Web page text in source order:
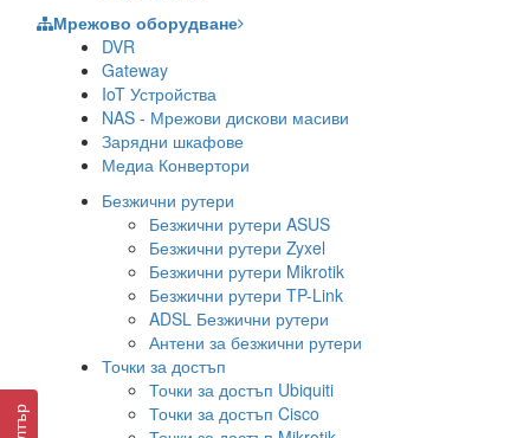
Мрежово оборудване
DVR
Gateway
IoT Устройства
NAS - Мрежови дискови масиви
Зарядни шкафове
Медиа Конвертори
Безжични рутери
Безжични рутери ASUS
Безжични рутери Zyxel
Безжични рутери Mikrotik
Безжични рутери TP-Link
ADSL Безжични рутери
Антени за безжични рутери
Точки за достъп
Точки за достъп Ubiquiti
Точки за достъп Cisco